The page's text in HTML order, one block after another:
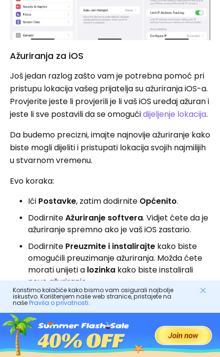
Ažuriranja za iOS
Još jedan razlog zašto vam je potrebna pomoć pri
pristupu lokacija vašeg prijatelja su ažuriranja iOS-a.
Provjerite jeste li provjerili je li vaš iOS uređaj ažuran i
jeste li sve postavili da se omogućidijeljenje lokacija.
Da budemo precizni, imajte najnovije ažuriranje kako
biste mogli dijeliti i pristupati lokacija svojih najmilijih
u stvarnom vremenu.
Evo koraka:
Ići Postavke, zatim dodirnite Općenito.
DodirniteAžuriranje softvera. Vidjet ćete da je
ažuriranje spremno ako je vaš iOS zastario.
Dodirnite Preuzmite i instalirajte kako biste
omogućili preuzimanje ažuriranja. Možda ćete
morati unijeti a lozinka kako biste instalirali
novo ažuriranje.
Koristimo kolačiće kako bismo vam osigurali najbolje
iskustvo. Korištenjem naše web stranice, pristajete na
našePravila o privatnosti.